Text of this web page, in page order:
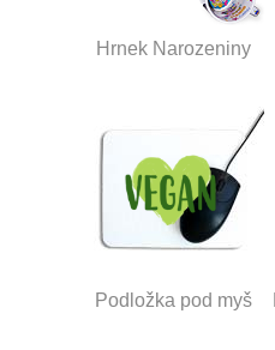
Hrnek Narozeniny
Podložka pod myš